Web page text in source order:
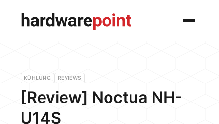
Menü
KÜHLUNG REVIEWS
[Review] Noctua NH-
U14S